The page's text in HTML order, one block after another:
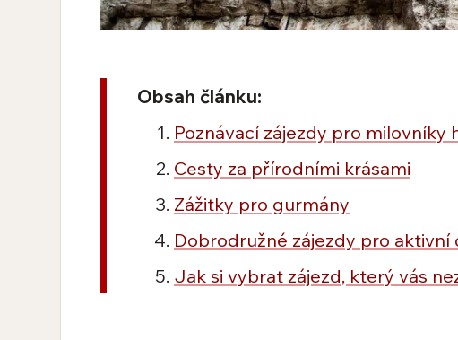
Obsah článku:
Poznávací zájezdy pro milovníky
Cesty za přírodními krásami
Zážitky pro gurmány
Dobrodružné zájezdy pro aktivní
Jak si vybrat zájezd, který vás